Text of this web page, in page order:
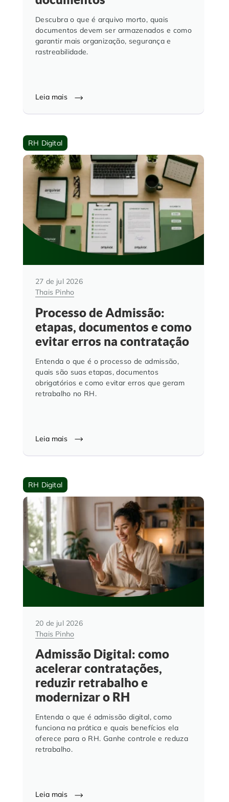
Descubra o que é arquivo morto, quais
documentos devem ser armazenados e como
garantir mais organização, segurança e
rastreabilidade.
Leia mais
RH Digital
27 de jul 2026
Thais Pinho
Processo de Admissão:
etapas, documentos e como
evitar erros na contratação
Entenda o que é o processo de admissão,
quais são suas etapas, documentos
obrigatórios e como evitar erros que geram
retrabalho no RH.
Leia mais
RH Digital
20 de jul 2026
Thais Pinho
Admissão Digital: como
acelerar contratações,
reduzir retrabalho e
modernizar o RH
Entenda o que é admissão digital, como
funciona na prática e quais benefícios ela
oferece para o RH. Ganhe controle e reduza
retrabalho.
Leia mais